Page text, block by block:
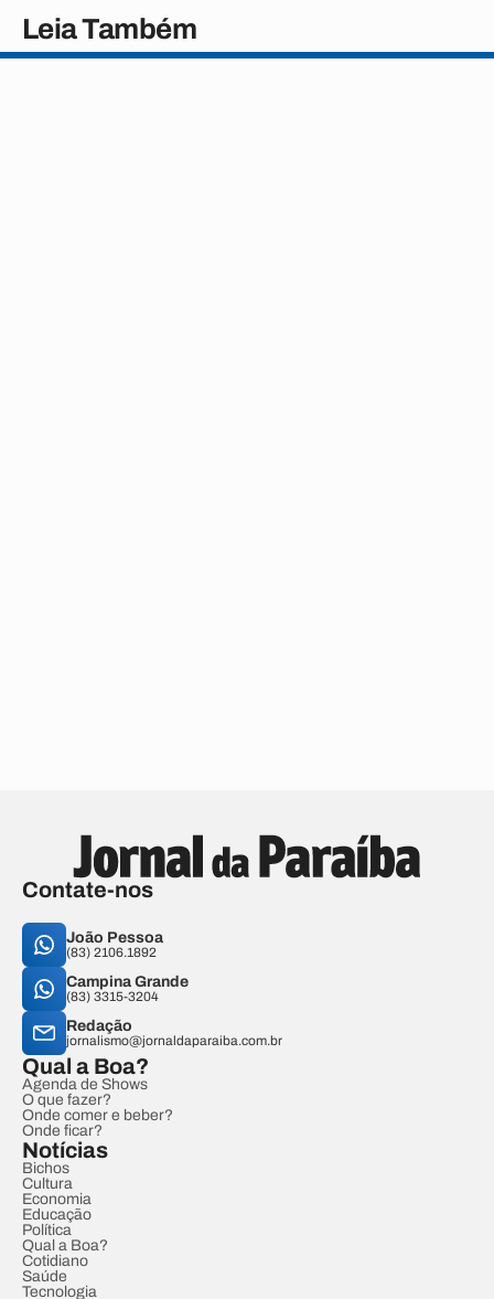
Leia Também
Contate-nos
João Pessoa
(83) 2106.1892
Campina Grande
(83) 3315-3204
Redação
jornalismo@jornaldaparaiba.com.br
Qual a Boa?
Agenda de Shows
O que fazer?
Onde comer e beber?
Onde ficar?
Notícias
Bichos
Cultura
Economia
Educação
Política
Qual a Boa?
Cotidiano
Saúde
Tecnologia